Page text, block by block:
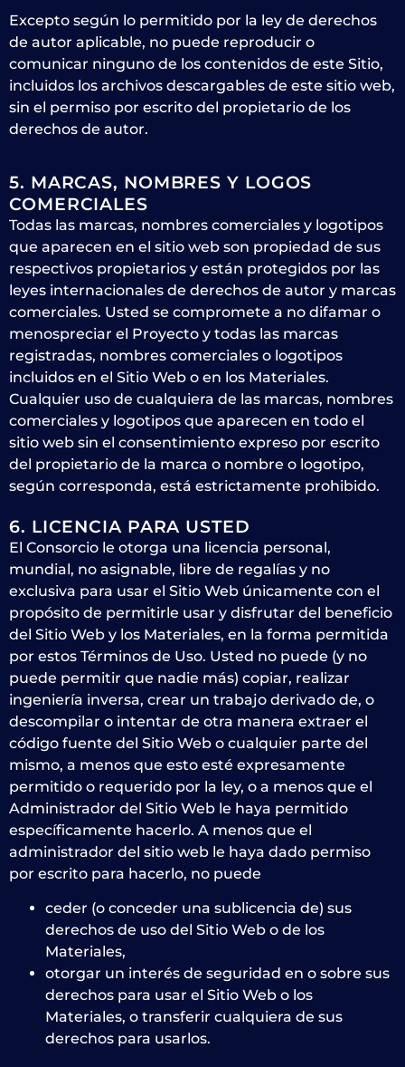
Excepto según lo permitido por la ley de derechos
de autor aplicable, no puede reproducir o
comunicar ninguno de los contenidos de este Sitio,
incluidos los archivos descargables de este sitio web,
sin el permiso por escrito del propietario de los
derechos de autor.
5. MARCAS, NOMBRES Y LOGOS
COMERCIALES
Todas las marcas, nombres comerciales y logotipos
que aparecen en el sitio web son propiedad de sus
respectivos propietarios y están protegidos por las
leyes internacionales de derechos de autor y marcas
comerciales. Usted se compromete a no difamar o
menospreciar el Proyecto y todas las marcas
registradas, nombres comerciales o logotipos
incluidos en el Sitio Web o en los Materiales.
Cualquier uso de cualquiera de las marcas, nombres
comerciales y logotipos que aparecen en todo el
sitio web sin el consentimiento expreso por escrito
del propietario de la marca o nombre o logotipo,
según corresponda, está estrictamente prohibido.
6. LICENCIA PARA USTED
El Consorcio le otorga una licencia personal,
mundial, no asignable, libre de regalías y no
exclusiva para usar el Sitio Web únicamente con el
propósito de permitirle usar y disfrutar del beneficio
del Sitio Web y los Materiales, en la forma permitida
por estos Términos de Uso. Usted no puede (y no
puede permitir que nadie más) copiar, realizar
ingeniería inversa, crear un trabajo derivado de, o
descompilar o intentar de otra manera extraer el
código fuente del Sitio Web o cualquier parte del
mismo, a menos que esto esté expresamente
permitido o requerido por la ley, o a menos que el
Administrador del Sitio Web le haya permitido
específicamente hacerlo. A menos que el
administrador del sitio web le haya dado permiso
por escrito para hacerlo, no puede
ceder (o conceder una sublicencia de) sus
derechos de uso del Sitio Web o de los
Materiales,
otorgar un interés de seguridad en o sobre sus
derechos para usar el Sitio Web o los
Materiales, o transferir cualquiera de sus
derechos para usarlos.